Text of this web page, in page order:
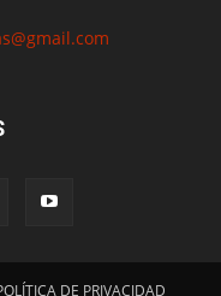
DE PRIVACIDAD